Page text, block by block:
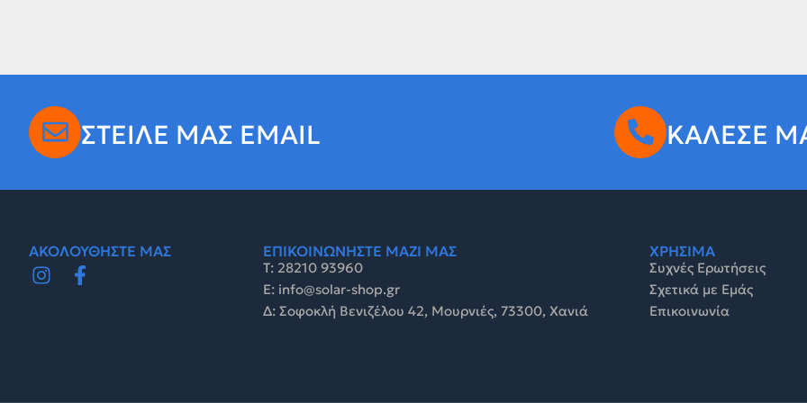
ΣΤΕΙΛΕ ΜΑΣ EMAIL ΚΑΛΕΣΕ
ΑΚΟΛΟΥΘΗΣΤΕ ΜΑΣ ΕΠΙΚΟΙΝΩΝΗΣΤΕ ΜΑΖΙ ΜΑΣ
Τ: 28210 93960
E: info@solar-shop.gr
Δ: Σοφοκλή Βενιζέλου 42, Μουρνιές, 73300, Χανιά
ΧΡΗΣΙΜΑ
Συχνές Ερωτήσεις
Σχετικά με Εμάς
Επικοινωνία